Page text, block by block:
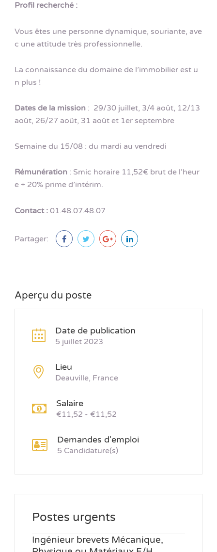
Profil recherché :
Vous êtes une personne dynamique, souriante, ave
c une attitude très professionnelle.
La connaissance du domaine de l’immobilier est u
n plus !
Dates de la mission : 29/30 juillet, 3/4 août, 12/13
août, 26/27 août, 31 août et 1er septembre
Semaine du 15/08 : du mardi au vendredi
Rémunération : Smic horaire 11,52€ brut de l’heur
e + 20% prime d’intérim.
Contact : 01.48.07.48.07
Partager:
Aperçu du poste
Date de publication
5 juillet 2023
Lieu
Deauville, France
Salaire
€11,52 - €11,52
Demandes d'emploi
5 Candidature(s)
Postes urgents
Ingénieur brevets Mécanique,